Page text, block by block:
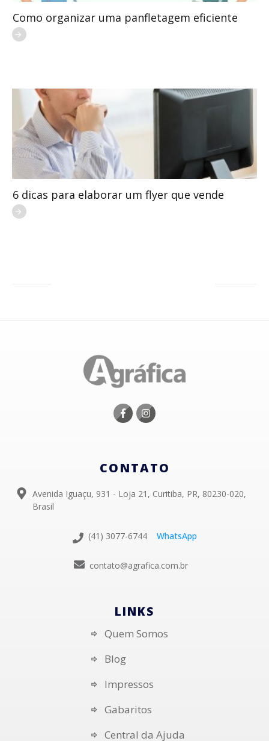
Como organizar uma panfletagem eficiente
6 dicas para elaborar um flyer que vende
CONTATO
Avenida Iguaçu, 931 - Loja 21, Curitiba, PR, 80230-020,
Brasil
(41) 3077-6744 WhatsApp
contato@agrafica.com.br
LINKS
Quem Somos
Blog
Impressos
Gabaritos
Central da Ajuda